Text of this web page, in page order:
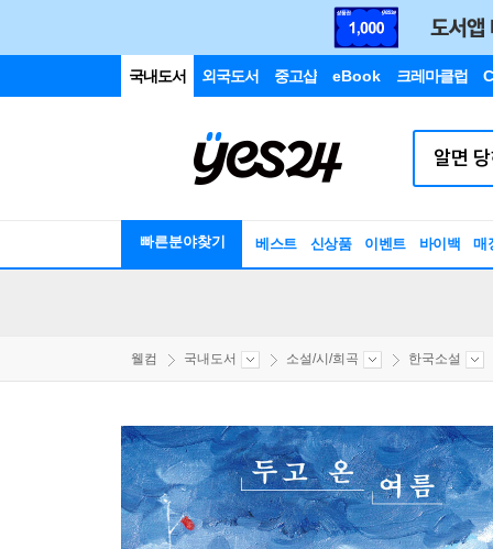
국내도서 외국도서 중고샵 eBook 크레마클럽
빠른분야찾기 베스트 신상품 이벤트 바이백 매
웰컴 국내도서 소설/시/희곡 한국소설